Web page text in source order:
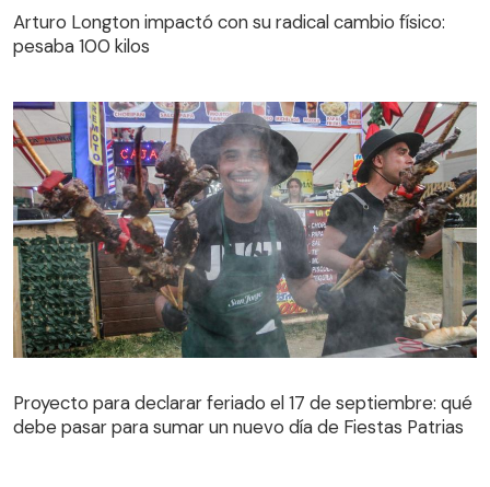
pesaba 100 kilos
Arturo Longton impactó con su radical cambio físico:
pesaba 100 kilos
Proyecto para declarar feriado el 17 de septiembre: qué
debe pasar para sumar un nuevo día de Fiestas Patrias